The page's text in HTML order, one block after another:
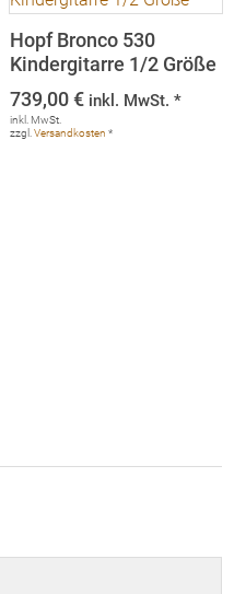
Hopf Bronco 530
Kindergitarre 1/2 Größe
739,00€ inkl. MwSt. *
inkl. MwSt.
zzgl.Versandkosten *